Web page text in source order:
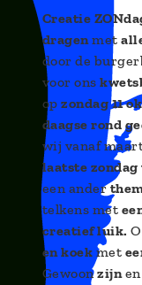
Creatie
dragenmet
door de
voor ons
opzondag 11
daagse rond
wij vanaf
laatste
een ander
telkens met
creatief luik.
en koek met
Gewoonzijn